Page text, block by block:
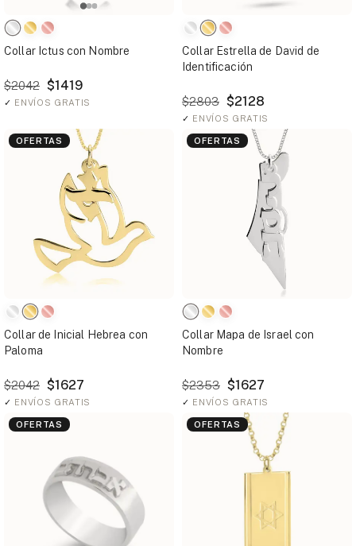
Collar Ictus con Nombre
$2042 $1419
✓ ENVÍOS GRATIS
Collar Estrella de David de
Identificación
$2803 $2128
✓ ENVÍOS GRATIS
OFERTAS
Collar de Inicial Hebrea con
Paloma
$2042 $1627
✓ ENVÍOS GRATIS
OFERTAS
Collar Mapa de Israel con
Nombre
$2353 $1627
✓ ENVÍOS GRATIS
OFERTAS OFERTAS